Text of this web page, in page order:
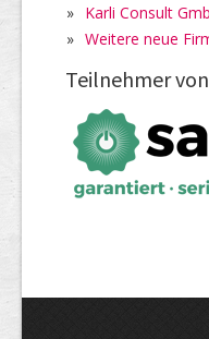
» Karli Consult
» Weitere neue
Teilnehmer von